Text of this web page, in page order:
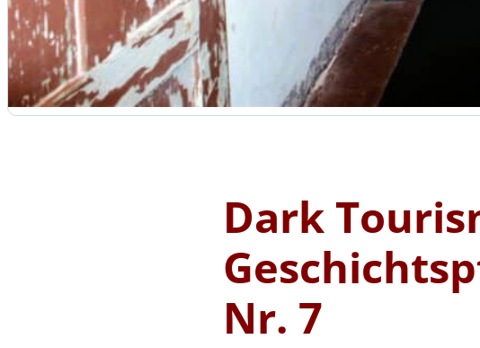
Dark
Nr. 7